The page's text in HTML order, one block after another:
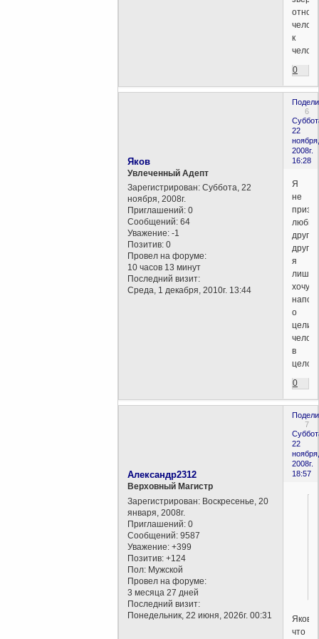
к
0
6
22
ноября,
2008г.
16:28
Яков
Увлеченный Адепт
Зарегистрирован: Суббота, 22
ноября, 2008г.
Приглашений: 0
Сообщений: 64
Уважение: -1
Позитив: 0
Провел на форуме:
10 часов 13 минут
Последний визит:
Среда, 1 декабря, 2010г. 13:44
Я
не
друг
друга
я
лишь
хочу
о
цели
в
целом
0
7
22
ноября,
2008г.
18:57
Александр2312
Верховный Магистр
Зарегистрирован: Воскресенье, 20
января, 2008г.
Приглашений: 0
Сообщений: 9587
Уважение: +399
Позитив: +124
Пол: Мужской
Провел на форуме:
3 месяца 27 дней
Последний визит:
Понедельник, 22 июня, 2026г. 00:31
Яков,
что